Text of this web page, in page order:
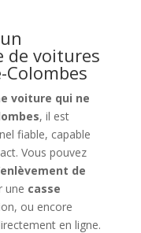
de voitures
voiture qui ne
, il est
fiable, capable
Vous pouvez
enlèvement de
une casse
ou encore
en ligne.